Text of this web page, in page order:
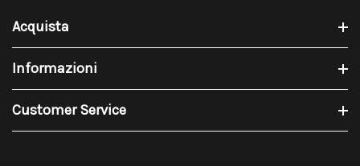
Acquista
Informazioni
Customer Service